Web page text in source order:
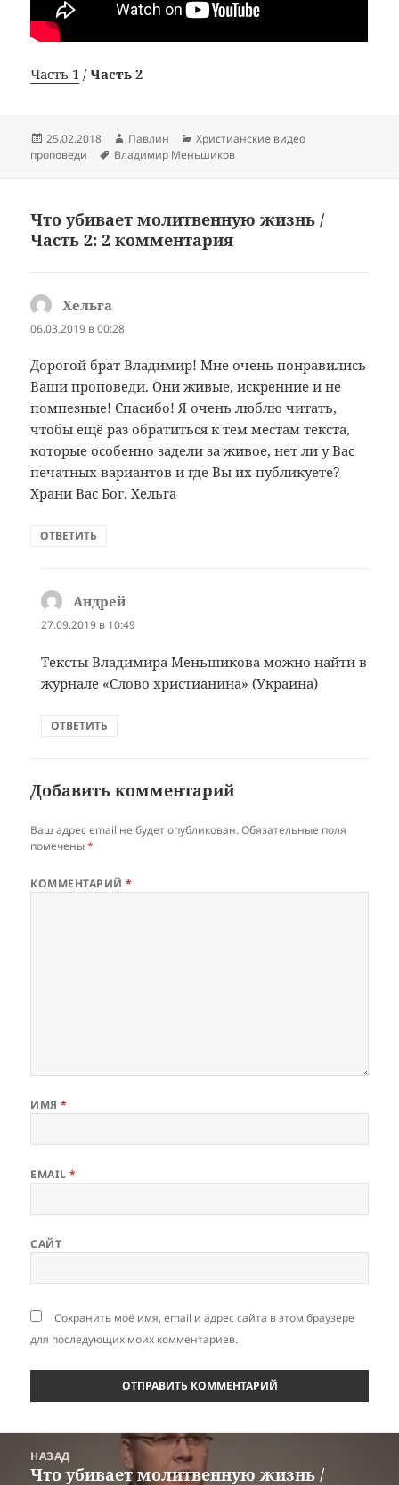
Часть 1 /Часть 2
Опубликовано
25.02.2018 Автор
Павлин Рубрики
Христианские видео
проповеди
Метки
Владимир Меньшиков
Что убивает молитвенную жизнь /
Часть 2: 2 комментария
Хельга
06.03.2019 в 00:28
Дорогой брат Владимир! Мне очень понравились
Ваши проповеди. Они живые, искренние и не
помпезные! Спасибо! Я очень люблю читать,
чтобы ещё раз обратиться к тем местам текста,
которые особенно задели за живое, нет ли у Вас
печатных вариантов и где Вы их публикуете?
Храни Вас Бог. Хельга
ОТВЕТИТЬ
Андрей
27.09.2019 в 10:49
Тексты Владимира Меньшикова можно найти в
журнале «Слово христианина» (Украина)
ОТВЕТИТЬ
Добавить комментарий
Ваш адрес email не будет опубликован. Обязательные поля
помечены*
КОММЕНТАРИЙ*
ИМЯ*
EMAIL*
САЙТ
Сохранить моё имя, email и адрес сайта в этом браузере
для последующих моих комментариев.
НАЗАД
Предыдущая
Что убивает молитвенную жизнь /